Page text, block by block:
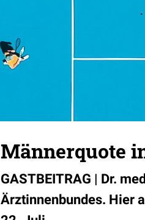
Männerquote
GASTBEITRAG | Dr.
Ärztinnenbundes. Hier